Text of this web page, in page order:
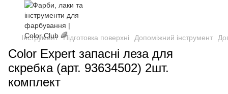
Інструмент Підготовка поверхні Допоміжний інструмент
Color Expert запасні леза для
скребка (арт. 93634502) 2шт.
комплект